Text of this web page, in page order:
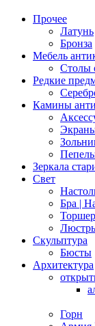
Прочее
Латунь
Бронза
Мебель
Столы
Редкие
Камины
Зеркала
Свет
Бра |
Скульптура
Бюсты
Архитектура
Горн